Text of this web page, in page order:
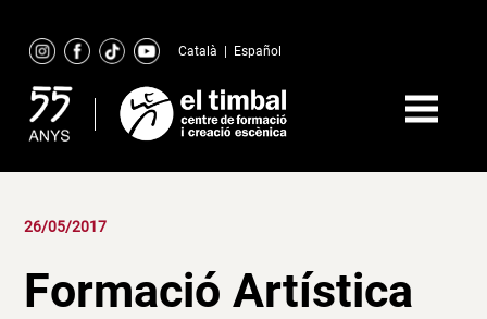
content
Català Español
26/05/2017
Formació Artística